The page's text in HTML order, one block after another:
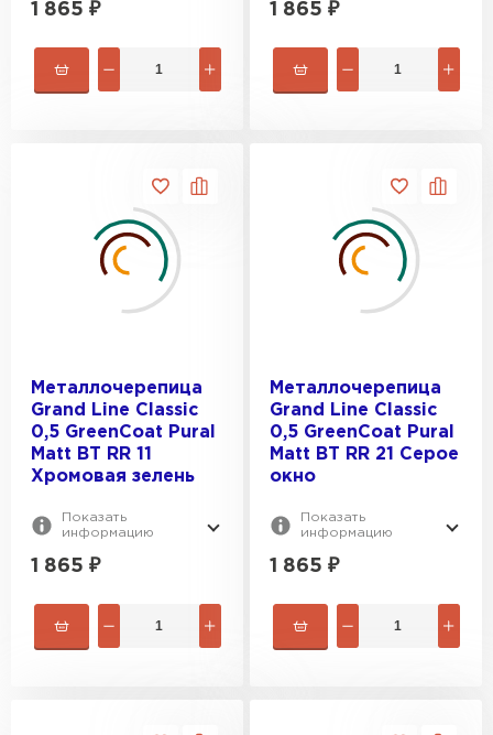
1 865 ₽ 1 865 ₽
Металлочерепица
Grand Line Classic
0,5 GreenCoat Pural
Matt BT RR 11
Хромовая зелень
Показать
информацию
1 865 ₽
Металлочерепица
Grand Line Classic
0,5 GreenCoat Pural
Matt BT RR 21 Серое
окно
Показать
информацию
1 865 ₽